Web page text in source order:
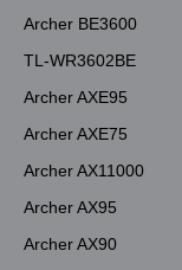
Archer BE3600
TL-WR3602BE
Archer AXE95
Archer AXE75
Archer AX11000
Archer AX95
Archer AX90